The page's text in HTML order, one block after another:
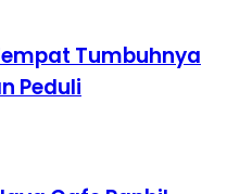
Tumbuhnya
Peduli